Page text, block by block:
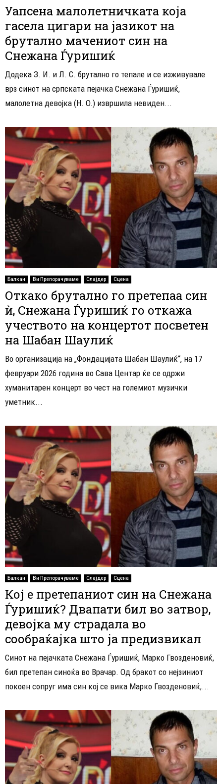
Уапсена малолетничката која
гасела цигари на јазикот на
брутално мачениот син на
Снежана Ѓуришиќ
Додека З. И. и Л. С. брутално го тепале и се изживувале
врз синот на српската пејачка Снежана Ѓуришиќ,
малолетна девојка (Н. О.) извршила невиден...
Балкан Ви Препорачуваме Слајдер Сцена
Откако брутално го претепаа син
ѝ, Снежана Ѓуришиќ го откажа
учеството на концертот посветен
на Шабан Шаулиќ
Во организација на „Фондацијата Шабан Шаулиќ“, на 17
февруари 2026 година во Сава Центар ќе се одржи
хуманитарен концерт во чест на големиот музички
уметник...
Балкан Ви Препорачуваме Слајдер Сцена
Кој е претепаниот син на Снежана
Ѓуришиќ? Двапати бил во затвор,
девојка му страдала во
сообраќајка што ја предизвикал
Синот на пејачката Снежана Ѓуришиќ, Марко Гвозденовиќ,
бил претепан синоќа во Врачар. Од бракот со нејзиниот
покоен сопруг има син кој се вика Марко Гвозденовиќ,...